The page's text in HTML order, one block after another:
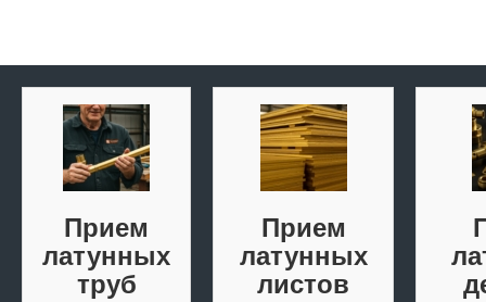
Прием
латунных
труб
Прием
латунных
листов